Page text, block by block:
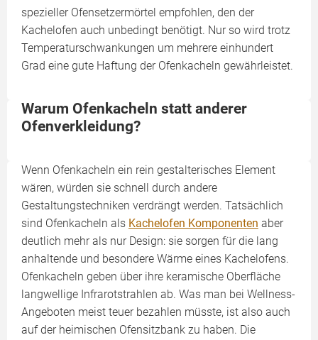
spezieller Ofensetzermörtel empfohlen, den der
Kachelofen auch unbedingt benötigt. Nur so wird trotz
Temperatur­schwankungen um mehrere einhundert
Grad eine gute Haftung der Ofenkacheln gewährleistet.
Warum Ofenkacheln statt anderer
Ofenverkleidung?
Wenn Ofenkacheln ein rein gestalterisches Element
wären, würden sie schnell durch andere
Gestaltungstechniken verdrängt werden. Tatsächlich
sind Ofenkacheln als Kachelofen Komponenten aber
deutlich mehr als nur Design: sie sorgen für die lang
anhaltende und besondere Wärme eines Kachelofens.
Ofenkacheln geben über ihre keramische Oberfläche
langwellige Infrarotstrahlen ab. Was man bei Wellness-
Angeboten meist teuer bezahlen müsste, ist also auch
auf der heimischen Ofensitzbank zu haben. Die